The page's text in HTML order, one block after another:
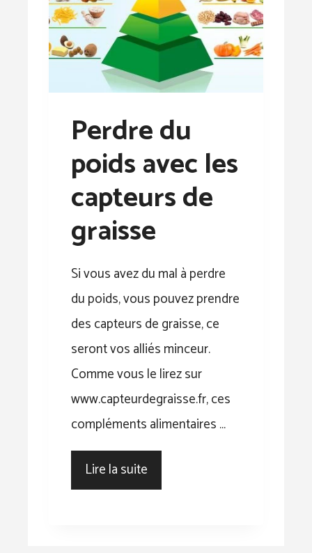
Perdre du
poids avec les
capteurs de
graisse
Si vous avez du mal à perdre
du poids, vous pouvez prendre
des capteurs de graisse, ce
seront vos alliés minceur.
Comme vous le lirez sur
www.capteurdegraisse.fr, ces
compléments alimentaires …
Lire la suite